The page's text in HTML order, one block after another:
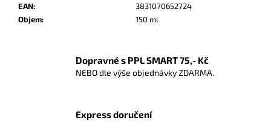
EAN:
3831070652724
Objem: 150 ml
Dopravné s PPL SMART 75,- Kč
NEBO dle výše objednávky ZDARMA.
Express doručení